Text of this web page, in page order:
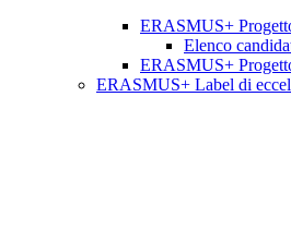
ERASMUS+
Elenco
ERASMUS+
ERASMUS+ Label di